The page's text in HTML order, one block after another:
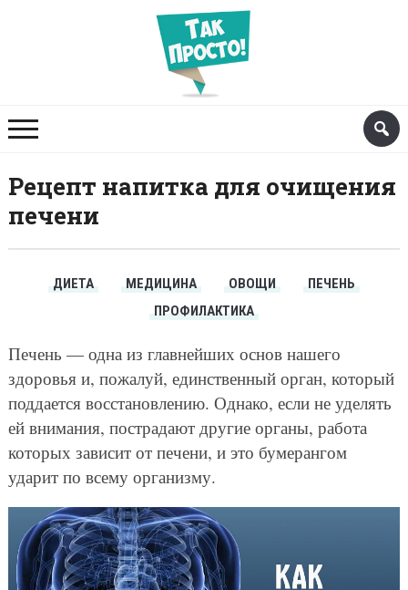
Рецепт напитка для очищения
печени
ДИЕТА МЕДИЦИНА ОВОЩИ
ПЕЧЕНЬ
ПРОФИЛАКТИКА
Печень — одна из главнейших основ нашего
здоровья и, пожалуй, единственный орган, который
поддается восстановлению. Однако, если не уделять
ей внимания, пострадают другие органы, работа
которых зависит от печени, и это бумерангом
ударит по всему организму.